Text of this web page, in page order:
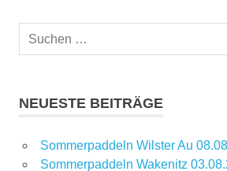
Suchen
NEUESTE BEITRÄGE
Sommerpaddeln Wilster Au
Sommerpaddeln Wakenitz